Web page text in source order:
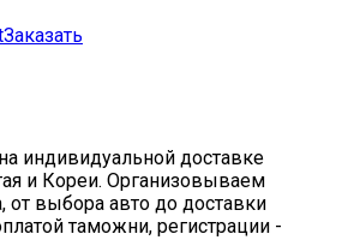
Заказать
индивидуальной доставке
и Кореи. Организовываем
от выбора авто до доставки
таможни, регистрации -